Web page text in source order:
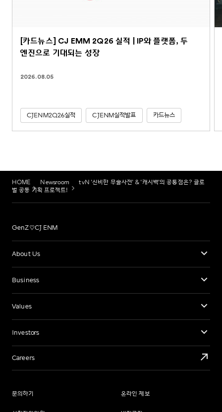
[카드뉴스] CJ EMM 2Q26 실적 | IP와 플랫폼, 두
엔진으로 기대되는 성장
2026.08.05
CJENM2Q26실적 CJENM실적발표 카드뉴스
HOME Newsroom
tvN '신비한 무술사전' & '캐시백'의 공통점은? 글로
벌 공동 기획 프로젝트!
GenZ♡CJ ENM
About Us
Business
Values
Investors
Careers
문의하기 온라인 제보